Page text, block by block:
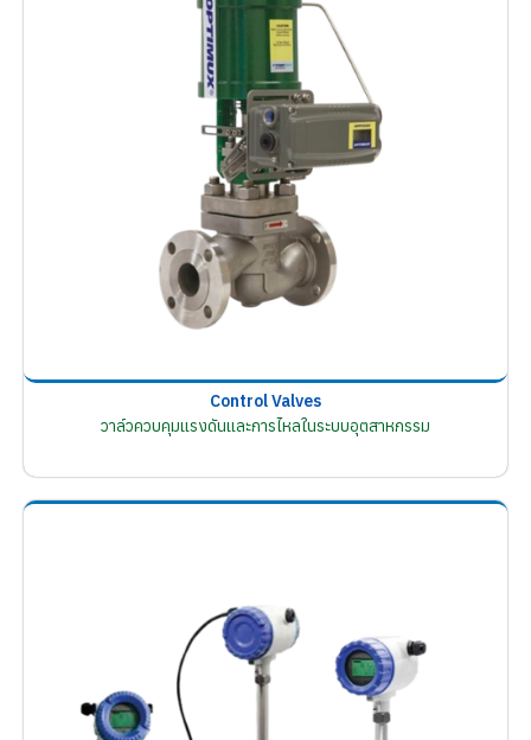
Control Valves
วาล์วควบคุมแรงดันและการไหลในระบบอุตสาหกรรม